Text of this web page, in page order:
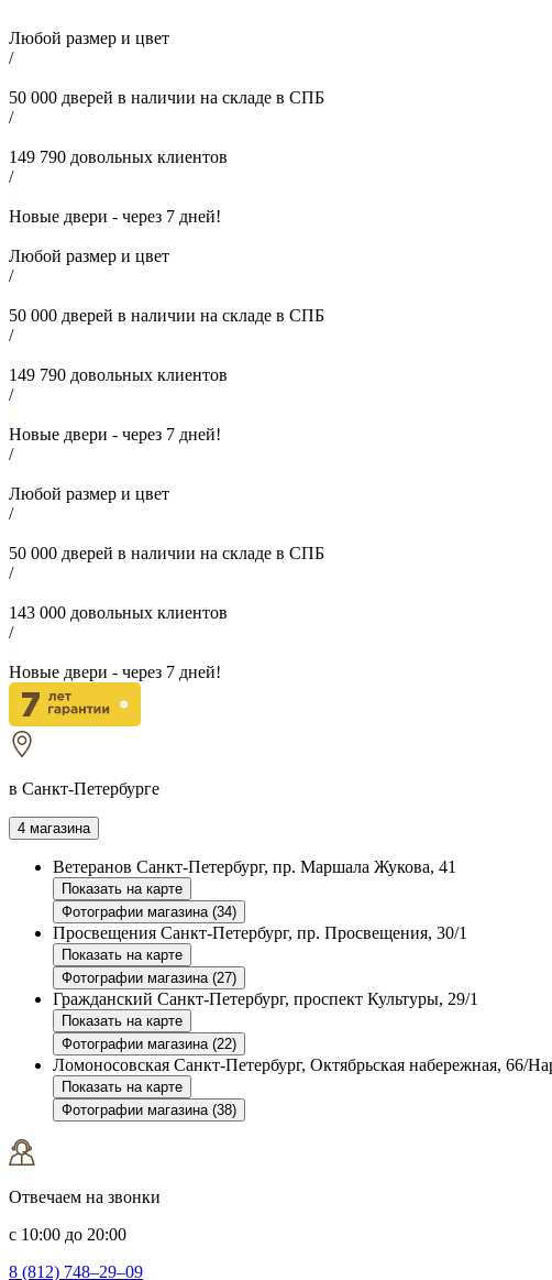
Любой размер и цвет
/
50 000 дверей в наличии на складе в СПБ
/
149 790 довольных клиентов
/
Новые двери - через 7 дней!
Любой размер и цвет
/
50 000 дверей в наличии на складе в СПБ
/
149 790 довольных клиентов
/
Новые двери - через 7 дней!
/
Любой размер и цвет
/
50 000 дверей в наличии на складе в СПБ
/
143 000 довольных клиентов
/
Новые двери - через 7 дней!
в Санкт-Петербурге
4 магазина
Ветеранов Санкт-Петербург, пр. Маршала Жукова, 41
Показать на карте
Фотографии магазина (34)
Просвещения Санкт-Петербург, пр. Просвещения, 30/1
Показать на карте
Фотографии магазина (27)
Гражданский Санкт-Петербург, проспект Культуры, 29/1
Показать на карте
Фотографии магазина (22)
Ломоносовская Санкт-Петербург, Октябрьская набережная, 66/
Показать на карте
Фотографии магазина (38)
Отвечаем на звонки
с 10:00 до 20:00
8 (812) 748–29–09